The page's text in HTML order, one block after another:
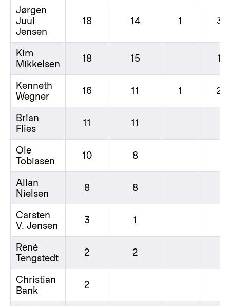
Jørgen
Juul
Jensen
18 14 1 3
Kim
Mikkelsen
18 15 1
Kenneth
Wegner
16 11 1 2
Brian
Flies
11 11
Ole
Tobiasen
10 8
Allan
Nielsen
8 8
Carsten
V. Jensen
3 1
René
Tengstedt
2 2
Christian
Bank
2